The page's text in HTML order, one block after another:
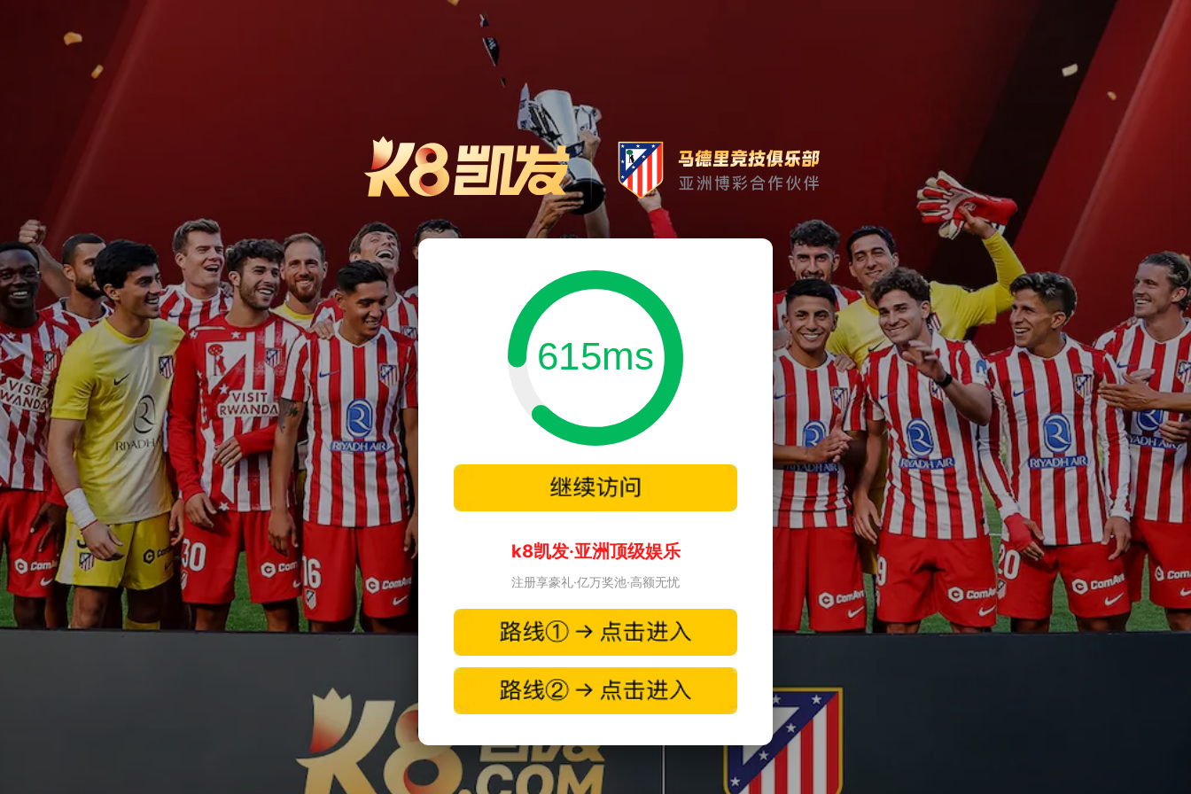
615ms
k8凯发·亚洲顶级娱乐
注册享豪礼·亿万奖池·高额无忧